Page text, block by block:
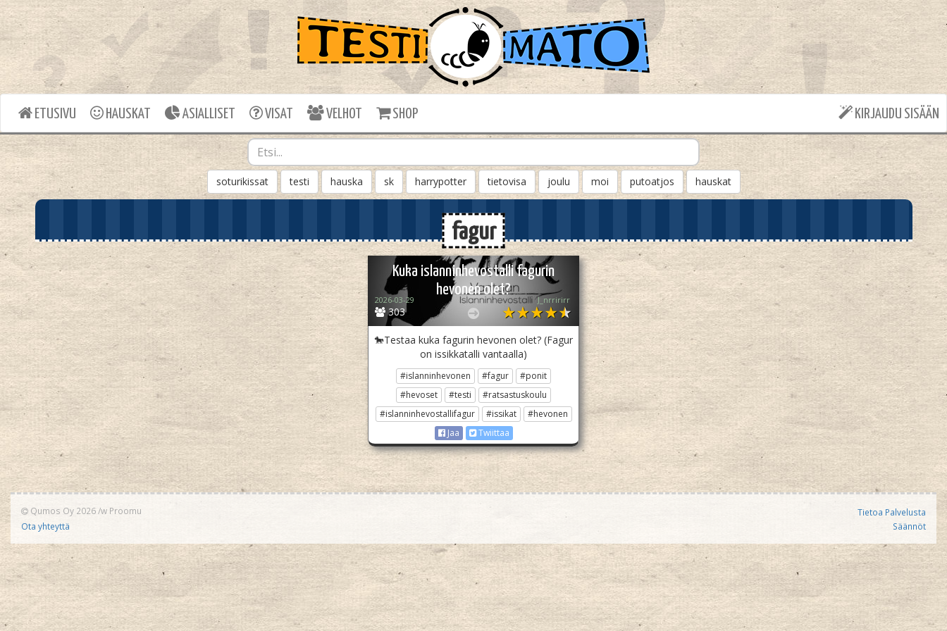
ETUSIVU HAUSKAT ASIALLISET VISAT VELHOT SHOP KIRJAUDU SISÄÄN
soturikissat testi hauska sk harrypotter tietovisa joulu moi putoatjos hauskat
fagur
Kuka islanninhevostalli fagurin
hevonen olet?
303
2026-03-29 J_nrririrr
🐎Testaa kuka fagurin hevonen olet? (Fagur
on issikkatalli vantaalla)
#islanninhevonen #fagur
#ponit
#hevoset
#testi
#ratsastuskoulu
#islanninhevostallifagur
#issikat
#hevonen
Jaa
Twiittaa
Qumos Oy 2026/w Proomu
Ota yhteyttä
Tietoa Palvelusta
Säännöt